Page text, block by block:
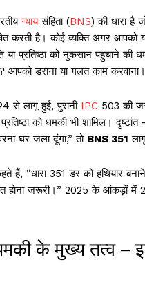
न्यायसंहिता (BNS) की धारा है
करती है। कोई व्यक्ति अगर आपको
या प्रतिष्ठा को नुकसान पहुंचाने की
आपको डराना या गलत काम करवाना।​
से लागू हुई, पुरानी IPC 503 की
को धमकी भी शामिल।
घर जला दूंगा,” तो BNS 351
हैं, “धारा 351 डर को हथियार
होना जरूरी।” 2025 के आंकड़ों
के मुख्य तत्व –